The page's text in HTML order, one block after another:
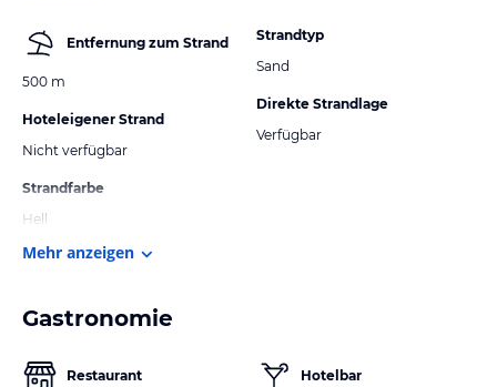
Entfernung zum Strand
500 m
Hoteleigener Strand
Nicht verfügbar
Strandfarbe
Hell
Strandtyp
Sand
Direkte Strandlage
Verfügbar
Mehr anzeigen
Gastronomie
Restaurant Hotelbar